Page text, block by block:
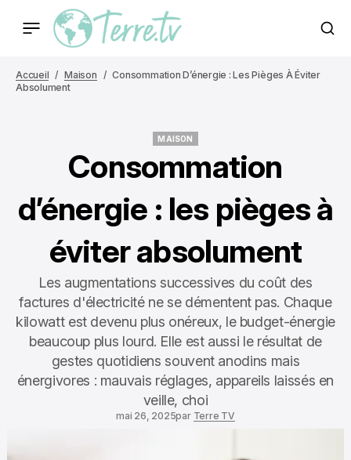
Accueil Maison
Consommation D’énergie : Les Pièges À Éviter
Absolument
MAISON
Consommation
d’énergie : les pièges à
éviter absolument
Les augmentations successives du coût des
factures d'électricité ne se démentent pas. Chaque
kilowatt est devenu plus onéreux, le budget-énergie
beaucoup plus lourd. Elle est aussi le résultat de
gestes quotidiens souvent anodins mais
énergivores : mauvais réglages, appareils laissés en
veille, choi
mai 26, 2025par Terre TV